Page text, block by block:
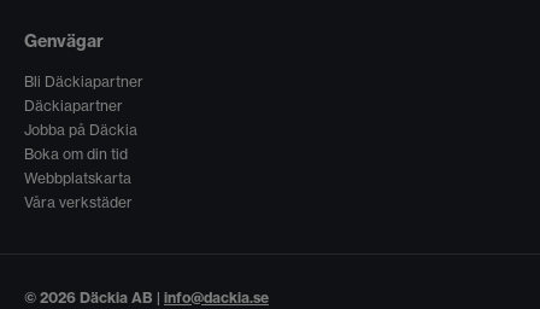
Genvägar
Bli Däckiapartner
Däckiapartner
Jobba på Däckia
Boka om din tid
Webbplatskarta
Våra verkstäder
© 2026 Däckia AB | info@dackia.se